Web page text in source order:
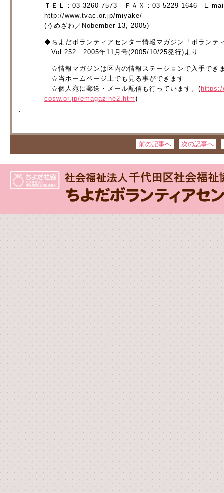
ＴＥＬ：03-3260-7573 ＦＡＸ：03-5229-1646 E-
http://www.tvac.or.jp/miyake/
(うめざわ／Nobember 13, 2005)
◆ちよだボランティアセンター情報マガジン「ボランテ
Vol.252 2005年11月号(2005/10/25発行)より
☆情報マガジンは区内の情報ステーションで入手でき
☆当ホームページ上でも見る事ができます
☆個人宛に郵送・メール配信も行っています。(
cosw.or.jp/emagazine2.htm)
前の記事へ 次の記事へ